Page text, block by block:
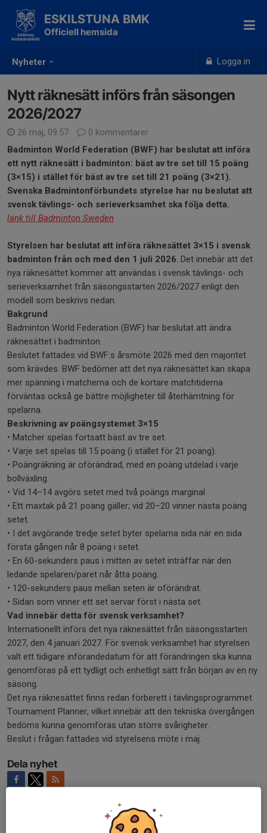
Nyheter Logga in
ESKILSTUNA BMK
Officiell hemsida
Nytt räknesätt införs från säsongen
2026/2027
26 maj, 09:57
0 kommentarer
Badminton World Federation (BWF) har beslutat att införa
ett nytt räknesätt i badminton: bäst av tre set till 15 poäng
(3×15) i stället för bäst av tre set till 21 poäng (3×21).
Svenska Badmintonförbundets styrelse har nu beslutat att
svensk tävlings- och serieverksamhet ska följa detta.
länk till Badminton Sweden
Styrelsen har beslutat att införa räknesättet 3×15 i svensk
badminton från och med den 1 juli 2026. Det innebär att det
nya räknesättet kommer att användas i svensk tävlings- och
serieverksamhet från säsongsstarten 2026/2027 enligt den
modell som beskrivs nedan.
Bakgrund
Badminton World Federation (BWF) har beslutat att ändra
räknesättet i badminton.
Beslutet fattades vid BWF:s årsmöte 2026 med den majoritet
som krävdes. BWF bedömer att det nya räknesättet kan skapa
mer spänning i matcherna och de kortare matchtiderna
förväntas också ge bättre möjligheter till återhämtning för
spelarna.
Beskrivning av poängsystemet 3×15
• Matcher spelas fortsatt bäst av tre set.
• Varje set spelas till 15 poäng (i stället för 21 poäng).
• Poängräkning är oförändrad, med en poäng utdelad i varje
bollväxling.
• Vid 14–14 avgörs setet med två poängs marginal.
• Ett maxtak på 21 poäng gäller; vid 20–20 vinner nästa poäng
setet.
• I det avgörande tredje setet byter spelarna sida när en sida
första gången når 8 poäng i setet.
• En 60-sekunders paus i mitten av setet inträffar när den
ledande spelaren/paret når åtta poäng.
• 120-sekunders paus mellan seten är oförändrat.
• Sidan som vinner ett set servar först i nästa set.
Vad innebär detta för svensk verksamhet?
Internationellt införs det nya räknesättet från säsongsstarten
2027, den 4 januari 2027. För svensk verksamhet har styrelsen
valt ett tidigare införandedatum för att förändringen ska kunna
genomföras på ett tydligt och enhetligt sätt från början av en ny
säsong.
Det nya räknesättet finns redan förberett i tävlingsprogrammet
Tournament Planner, vilket innebär att den tekniska övergången
bedöms kunna genomföras utan större svårigheter.
Beslut i frågan fattades vid styrelsens möte i maj.
Dela nyhet